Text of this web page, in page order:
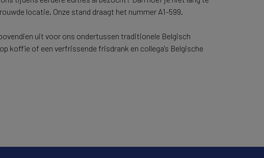
locatie. Onze stand draagt het nummer A1-599.
uit voor ons ondertussen traditionele Belgisch
koffie of een verfrissende frisdrank en collega's Belgische